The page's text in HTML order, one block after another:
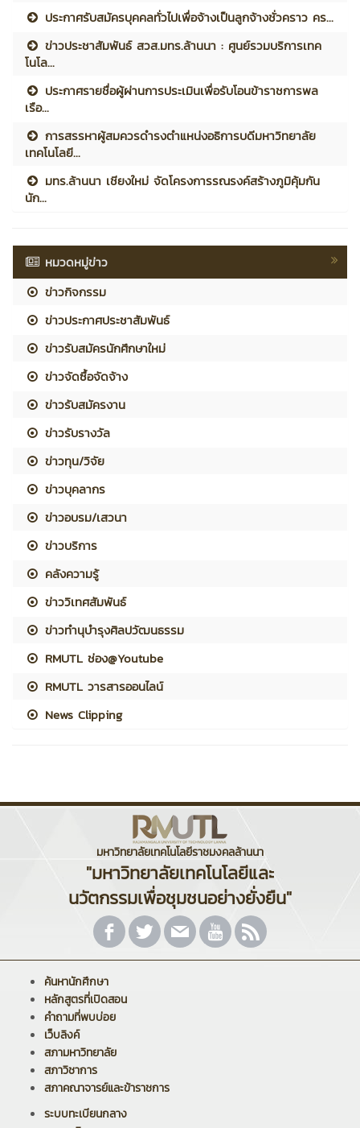
ประกาศรับสมัครบุคคลทั่วไปเพื่อจ้างเป็นลูกจ้างชั่วคราว คร...
ข่าวประชาสัมพันธ์ สวส.มทร.ล้านนา : ศูนย์รวมบริการเทค
โนโล...
ประกาศรายชื่อผู้ผ่านการประเมินเพื่อรับโอนข้าราชการพล
เรือ...
การสรรหาผู้สมควรดำรงตำแหน่งอธิการบดีมหาวิทยาลัย
เทคโนโลยี...
มทร.ล้านนา เชียงใหม่ จัดโครงการรณรงค์สร้างภูมิคุ้มกัน
นัก...
หมวดหมู่ข่าว
ข่าวกิจกรรม
ข่าวประกาศประชาสัมพันธ์
ข่าวรับสมัครนักศึกษาใหม่
ข่าวจัดซื้อจัดจ้าง
ข่าวรับสมัครงาน
ข่าวรับรางวัล
ข่าวทุน/วิจัย
ข่าวบุคลากร
ข่าวอบรม/เสวนา
ข่าวบริการ
คลังความรู้
ข่าววิเทศสัมพันธ์
ข่าวทำนุบำรุงศิลปวัฒนธรรม
RMUTL ช่อง@Youtube
RMUTL วารสารออนไลน์
News Clipping
มหาวิทยาลัยเทคโนโลยีราชมงคลล้านนา
"มหาวิทยาลัยเทคโนโลยีและ
นวัตกรรมเพื่อชุมชนอย่างยั่งยืน"
ค้นหานักศึกษา
หลักสูตรที่เปิดสอน
คำถามที่พบบ่อย
เว็บลิงค์
สภามหาวิทยาลัย
สภาวิชาการ
สภาคณาจารย์และข้าราชการ
ระบบทะเบียนกลาง